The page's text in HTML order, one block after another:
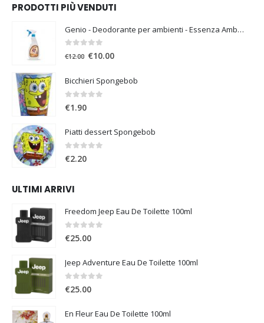
PRODOTTI PIÙ VENDUTI
Genio - Deodorante per ambienti - Essenza Ambra
€12.00 €10.00
Bicchieri Spongebob
€1.90
Piatti dessert Spongebob
€2.20
ULTIMI ARRIVI
Freedom Jeep Eau De Toilette 100ml
0Su 5
€25.00
Jeep Adventure Eau De Toilette 100ml
0Su 5
€25.00
En Fleur Eau De Toilette 100ml